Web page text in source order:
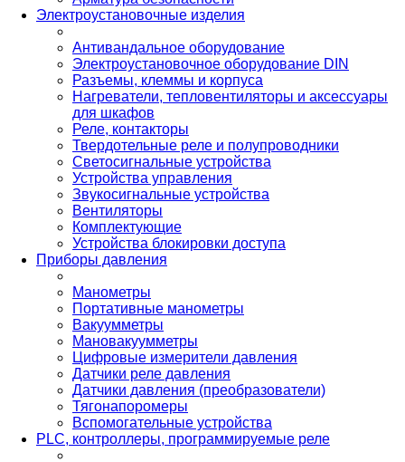
Электроустановочные изделия
Антивандальное оборудование
Электроустановочное оборудование DIN
Разъемы, клеммы и корпуса
Нагреватели, тепловентиляторы и аксессуары
для шкафов
Реле, контакторы
Твердотельные реле и полупроводники
Светосигнальные устройства
Устройства управления
Звукосигнальные устройства
Вентиляторы
Комплектующие
Устройства блокировки доступа
Приборы давления
Манометры
Портативные манометры
Вакуумметры
Мановакуумметры
Цифровые измерители давления
Датчики реле давления
Датчики давления (преобразователи)
Тягонапоромеры
Вспомогательные устройства
PLС, контроллеры, программируемые реле